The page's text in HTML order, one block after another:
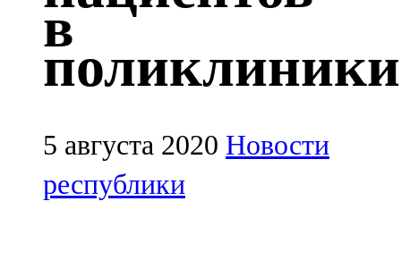
106,1 FM
Кама тамагы
71,51 FM
Кукмара
107,9 FM
Лениногорский
в
поликлиники
5 августа 2020 Новости
республики